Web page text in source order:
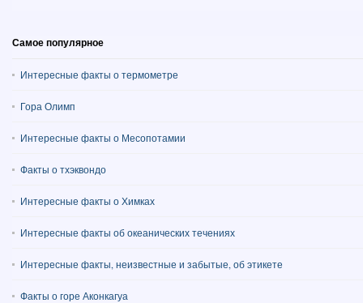
Самое популярное
Интересные факты о термометре
Гора Олимп
Интересные факты о Месопотамии
Факты о тхэквондо
Интересные факты о Химках
Интересные факты об океанических течениях
Интересные факты, неизвестные и забытые, об этикете
Факты о горе Аконкагуа